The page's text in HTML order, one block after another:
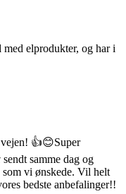
elprodukter, og har i
vejen! 👍😊Super
sendtsamme dag og
som vi ønskede. Vil helt
bedste anbefalinger!!